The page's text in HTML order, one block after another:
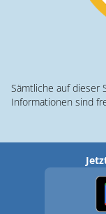
Sämtliche auf dieser
Informationen sind